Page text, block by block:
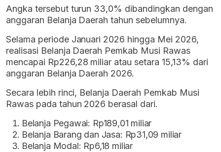
Angka tersebut turun 33,0% dibandingkan dengan
anggaran Belanja Daerah tahun sebelumnya.
Selama periode Januari 2026 hingga Mei 2026,
realisasi Belanja Daerah Pemkab Musi Rawas
mencapai Rp226,28 miliar atau setara 15,13% dari
anggaran Belanja Daerah 2026.
Secara lebih rinci, Belanja Daerah Pemkab Musi
Rawas pada tahun 2026 berasal dari.
Belanja Pegawai: Rp189,01 miliar
Belanja Barang dan Jasa: Rp31,09 miliar
Belanja Modal: Rp6,18 miliar